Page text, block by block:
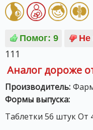
111
Аналог дороже
Производитель:
Формы выпуска:
Таблетки 56 штук От